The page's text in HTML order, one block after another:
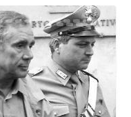
...